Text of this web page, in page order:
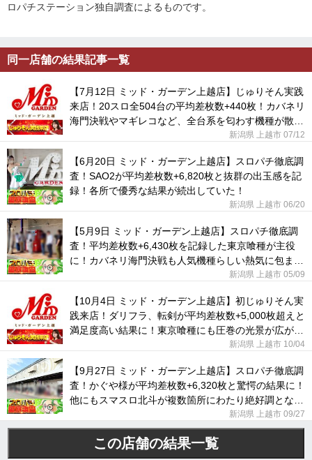
ロパチステーション独自調査によるものです。
同一店舗の結果記事一覧
【7月12日 ミッド・ガーデン上越店】じゅりそん実践
来店！20スロ全504台の平均差枚数+440枚！カバネリ
海門決戦やマギレコなど、全台系を匂わす機種が散見
新潟県 上越市 07/12
【6月20日 ミッド・ガーデン上越店】スロパチ徹底調
査！SAO2が平均差枚数+6,820枚と抜群の出玉感を記
録！各所で優秀な結果が続出していた！
新潟県 上越市 06/20
【5月9日 ミッド・ガーデン上越店】スロパチ徹底調
査！平均差枚数+6,430枚を記録した東京喰種が主役
に！カバネリ海門決戦も人気機種らしい熱気に包まれ
新潟県 上越市 05/09
【10月4日 ミッド・ガーデン上越店】初じゅりそん実
践来店！ダリフラ、転剣が平均差枚数+5,000枚超えと
満足度高い結果に！東京喰種にも圧巻の光景が広がっ
新潟県 上越市 10/04
【9月27日 ミッド・ガーデン上越店】スロパチ徹底調
査！かぐや様が平均差枚数+6,320枚と驚愕の結果に！
他にもスマスロ北斗が複数箇所にわたり絶好調となっ
新潟県 上越市 09/27
この店舗の結果一覧